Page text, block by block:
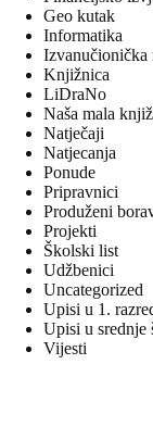
Geo kutak
Informatika
Izvanučionička
Knjižnica
LiDraNo
Naša mala
Natječaji
Natjecanja
Ponude
Pripravnici
Produženi
Projekti
Školski list
Udžbenici
Uncategorized
Upisi u 1.
Upisi u srednje
Vijesti